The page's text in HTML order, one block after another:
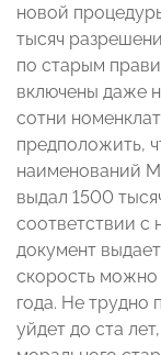
новой
тысяч
по старым
включены даже
сотни
предположить,
наименований
выдал 1500
соответствии с
документ
скорость можно
года. Не трудно
уйдет до ста